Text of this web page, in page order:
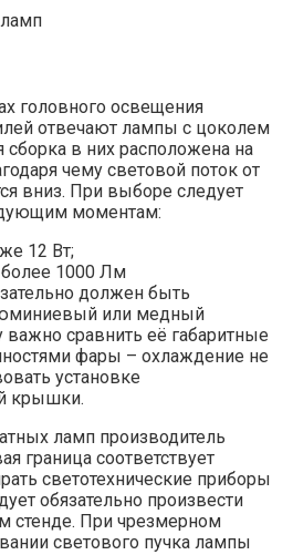
головного освещения
отвечают лампы с цоколем
сборка в них расположена на
чему световой поток от
вниз. При выборе следует
моментам:
12 Вт;
1000 Лм
должен быть
или медный
важно сравнить её габаритные
фары – охлаждение не
установке
крышки.
ламп производитель
граница соответствует
светотехнические приборы
обязательно произвести
стенде. При чрезмерном
светового пучка лампы